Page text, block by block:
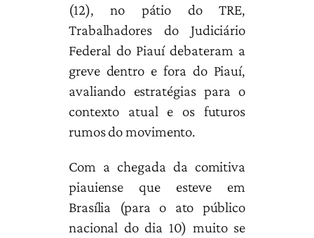
(12), no pátio do TRE,
Trabalhadores do Judiciário
Federal do Piauí debateram a
greve dentro e fora do Piauí,
avaliando estratégias para o
contexto atual e os futuros
rumos do movimento.
Com a chegada da comitiva
piauiense que esteve em
Brasília (para o ato público
nacional do dia 10) muito se